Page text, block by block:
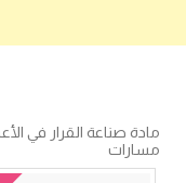
مسارات